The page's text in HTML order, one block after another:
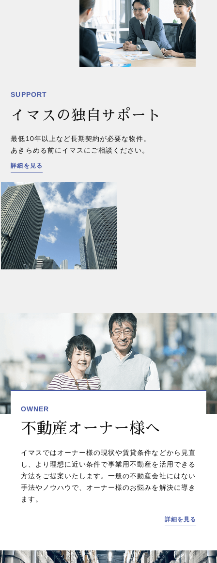
SUPPORT
イマスの独自サポート
最低10年以上など長期契約が必要な物件。
あきらめる前にイマスにご相談ください。
詳細を見る
OWNER
不動産オーナー様へ
イマスではオーナー様の現状や賃貸条件などから見直
し、より理想に近い条件で事業用不動産を活用できる
方法をご提案いたします。一般の不動産会社にはない
手法やノウハウで、オーナー様のお悩みを解決に導き
ます。
詳細を見る